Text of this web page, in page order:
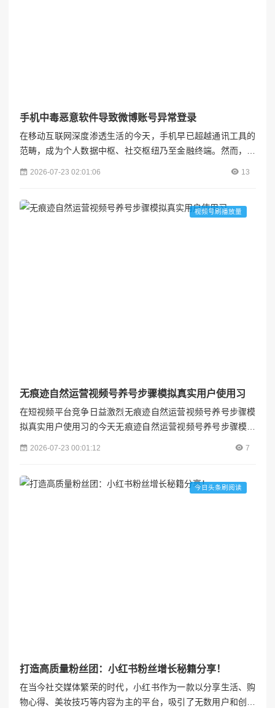
手机中毒恶意软件导致微博账号异常登录
在移动互联网深度渗透生活的今天，手机早已超越通讯工具的
范畴，成为个人数据中枢、社交枢纽乃至金融终端。然而，当
剖析手机中毒的成因、危害及应对策略，为数字时代的隐私安
2026-07-23 02:01:06 13
视频号刷播放量
无痕迹自然运营视频号养号步骤模拟真实用户使用习
在短视频平台竞争日益激烈无痕迹自然运营视频号养号步骤模
拟真实用户使用习的今天无痕迹自然运营视频号养号步骤模拟
真正的运营高手懂得"养号"的重要性——通过模拟真实用户行
2026-07-23 00:01:12 7
今日头条刷阅读
打造高质量粉丝团：小红书粉丝增长秘籍分享！
在当今社交媒体繁荣的时代，小红书作为一款以分享生活、购
物心得、美妆技巧等内容为主的平台，吸引了无数用户和创作